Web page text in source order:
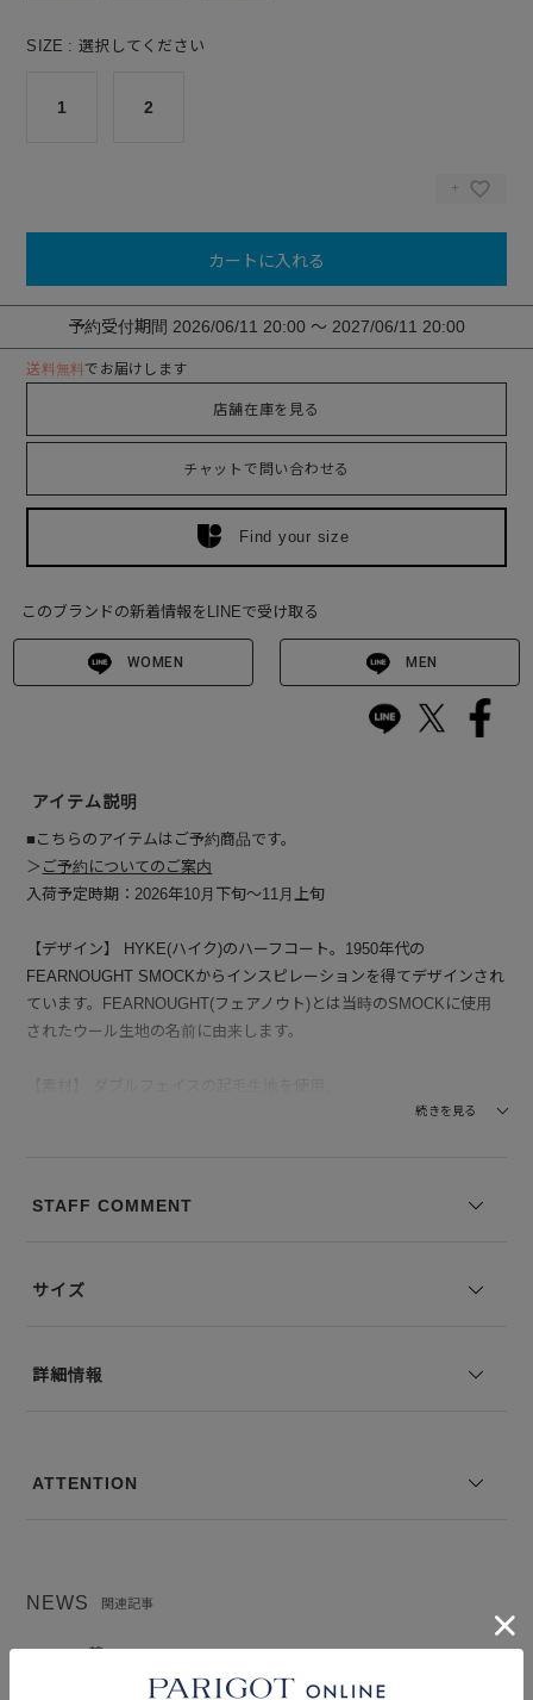
SIZE 選択してください
1 2
カートに入れる
予約受付期間 2026/06/11 20:00 〜 2027/06/11 20:00
送料無料でお届けします
店舗在庫を見る
チャットで問い合わせる
Find your size
このブランドの新着情報をLINEで受け取る
WOMEN MEN
アイテム説明
■こちらのアイテムはご予約商品です。
＞ ご予約についてのご案内
入荷予定時期：2026年10月下旬～11月上旬
【デザイン】 HYKE(ハイク)のハーフコート。1950年代の
FEARNOUGHT SMOCKからインスピレーションを得てデザインされ
ています。FEARNOUGHT(フェアノウト)とは当時のSMOCKに使用
されたウール生地の名前に由来します。
・【新色】は入荷次第、掲載予定です。
続きを見る
STAFF COMMENT
サイズ
詳細情報
ATTENTION
NEWS 関連記事
【RANKING】HYKE予約アイテム TOP10 -